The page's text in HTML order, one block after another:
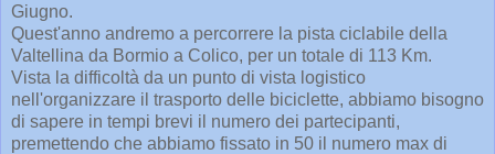
Giugno.
Quest'anno andremo a percorrere la pista ciclabile della
Valtellina da Bormio a Colico, per un totale di 113 Km.
Vista la difficoltà da un punto di vista logistico
nell'organizzare il trasporto delle biciclette, abbiamo bisogno
di sapere in tempi brevi il numero dei partecipanti,
premettendo che abbiamo fissato in 50 il numero max di